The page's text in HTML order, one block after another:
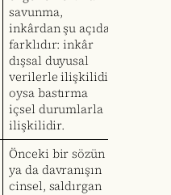
savunma,
inkârdan şu açıdan
farklıdır: inkâr
dışsal duyusal
verilerle ilişkilidir,
oysa bastırma
içsel durumlarla
ilişkilidir.
Önceki bir sözün
ya da davranışın
cinsel, saldırgan